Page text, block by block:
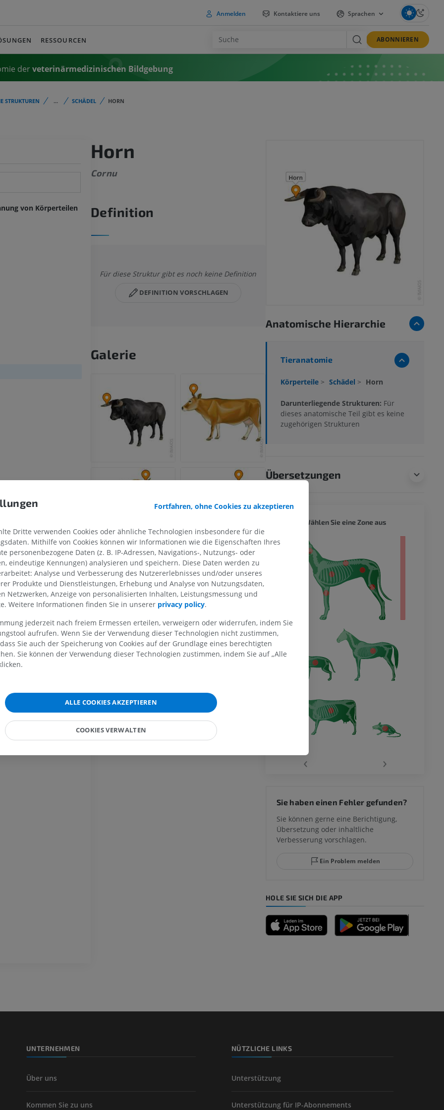
Anmelden Kontaktiere uns Sprachen
RESSOURCEN ABONNIEREN
derveterinärmedizinischen Bildgebung
STRUKTUREN ... SCHÄDEL HORN
von Körperteilen
Horn
Cornu
Definition
Für diese Struktur gibt es noch keine Definition
DEFINITION VORSCHLAGEN
Galerie
Anatomische Hierarchie
Tieranatomie
Körperteile > Schädel > Horn
Darunterliegende Strukturen: Für
dieses anatomische Teil gibt es keine
zugehörigen Strukturen
Übersetzungen
Pferd - Osteologie
Abbildungen
PREMIUM
Pferd - Osteologie
Röntgenbilder
Pferd – Karpalgelenk
CT
Abbildungen
MRT
Die Maus - Maus - der ganze
Körper
CT
KOSTENLOS
Wählen Sie eine Zone aus
‹ ›
Sie haben einen Fehler gefunden?
Sie können gerne eine Berichtigung,
Übersetzung oder inhaltliche
Verbesserung vorschlagen.
Ein Problem melden
HOLE SIE SICH DIE APP
UNTERNEHMEN
Über uns
Kommen Sie zu uns
NÜTZLICHE LINKS
Unterstützung
Unterstützung für IP-Abonnements
Fortfahren, ohne Cookies zu akzeptieren
Dritte verwenden Cookies oder ähnliche Technologien insbesondere für die
Mithilfe von Cookies können wir Informationen wie die Eigenschaften Ihres
personenbezogene Daten (z. B. IP-Adressen, Navigations-, Nutzungs- oder
eindeutige Kennungen) analysieren und speichern. Diese Daten werden zu
Analyse und Verbesserung des Nutzererlebnisses und/oder unseres
Produkte und Dienstleistungen, Erhebung und Analyse von Nutzungsdaten,
Netzwerken, Anzeige von personalisierten Inhalten, Leistungsmessung und
Weitere Informationen finden Sie in unserer privacy policy.
jederzeit nach freiem Ermessen erteilen, verweigern oder widerrufen, indem Sie
aufrufen. Wenn Sie der Verwendung dieser Technologien nicht zustimmen,
Sie auch der Speicherung von Cookies auf der Grundlage eines berechtigten
Sie können der Verwendung dieser Technologien zustimmen, indem Sie auf „Alle
ALLE COOKIES AKZEPTIEREN
COOKIES VERWALTEN